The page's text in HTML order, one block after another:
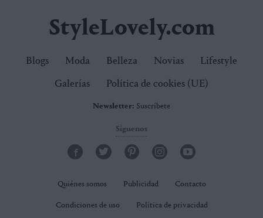
StyleLovely.com
Blogs Moda Belleza Novias Lifestyle
Galerías Política de cookies (UE)
Newsletter: Suscríbete
Síguenos
Quiénes somos Publicidad Contacto
Condiciones de uso Política de privacidad